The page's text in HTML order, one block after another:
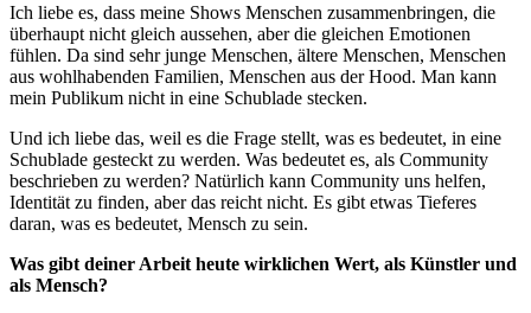
Ich liebe es, dass meine Shows Menschen zusammenbringen, die
überhaupt nicht gleich aussehen, aber die gleichen Emotionen
fühlen. Da sind sehr junge Menschen, ältere Menschen, Menschen
aus wohlhabenden Familien, Menschen aus der Hood. Man kann
mein Publikum nicht in eine Schublade stecken.
Und ich liebe das, weil es die Frage stellt, was es bedeutet, in eine
Schublade gesteckt zu werden. Was bedeutet es, als Community
beschrieben zu werden? Natürlich kann Community uns helfen,
Identität zu finden, aber das reicht nicht. Es gibt etwas Tieferes
daran, was es bedeutet, Mensch zu sein.
Was gibt deiner Arbeit heute wirklichen Wert, als Künstler und
als Mensch?